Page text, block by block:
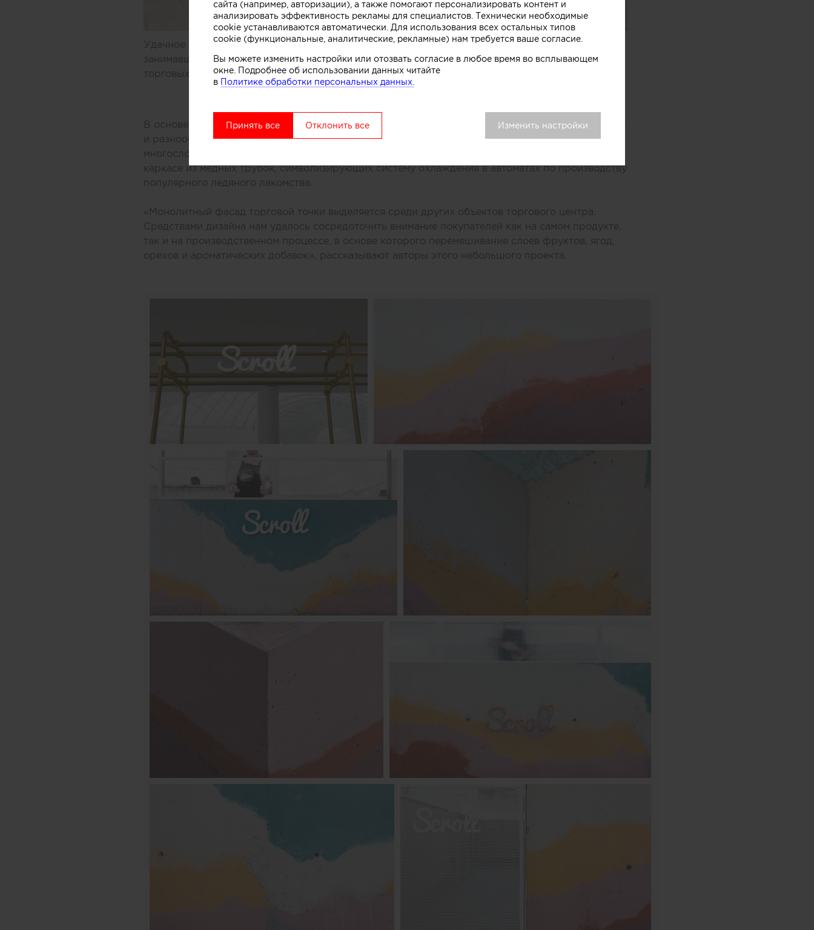
Удачное решение предложили специалисты бюро One Design Office и Studio Twocan,
занимавшиеся дизайном небольшого магазина мороженого, расположенного в одном из
торговых центров Мельбурна (Австралия).
В основе концепции массивной стойки лежит образ емкости с несколькими слоями мороженого
и разнообразных добавок. Технически замысел был реализован при помощи техники
многослойной заливки тонированного бетона. Логотип магазина мороженого был закреплен на
каркасе из медных трубок, символизирующих систему охлаждения в автоматах по производству
популярного ледяного лакомства.
«Монолитный фасад торговой точки выделяется среди других объектов торгового центра.
Средствами дизайна нам удалось сосредоточить внимание покупателей как на самом продукте,
так и на производственном процессе, в основе которого перемешивание слоев фруктов, ягод,
орехов и ароматических добавок», рассказывают авторы этого небольшого проекта.
сайта (например, авторизации), а также помогают персонализировать контент и
анализировать эффективность рекламы для специалистов. Технически необходимые
cookie устанавливаются автоматически. Для использования всех остальных типов
cookie (функциональные, аналитические, рекламные) нам требуется ваше согласие.
Вы можете изменить настройки или отозвать согласие в любое время во всплывающем
окне. Подробнее об использовании данных читайте
в Политике обработки персональных данных.
Принять все Отклонить все Изменить настройки